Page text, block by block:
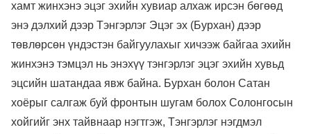
хамт жинхэнэ эцэг эхийн хувиар алхаж ирсэн бөгөөд
энэ дэлхий дээр Тэнгэрлэг Эцэг эх (Бурхан) дээр
төвлөрсөн үндэстэн байгуулахыг хичээж байгаа эхийн
жинхэнэ тэмцэл нь энэхүү тэнгэрлэг эцэг эхийн хувьд
эцсийн шатандаа явж байна. Бурхан болон Сатан
хоёрыг салгаж буй фронтын шугам болох Солонгосын
хойгийг энх тайвнаар нэгтгэж, Тэнгэрлэг нэгдмэл